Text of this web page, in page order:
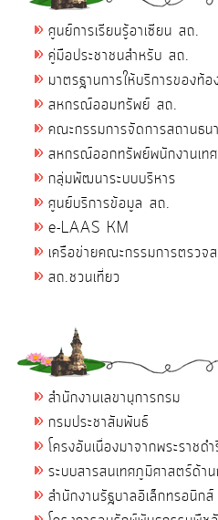
ศูนย์การเรียนรู้อาเซียน สถ.
คู่มือประชาชนสำหรับ สถ.
มาตรฐานการให้บริการของท้อ
สหกรณ์ออมทรัพย์ สถ.
คณะกรรมการจัดการสถานธ
สหกรณ์ออกทรัพย์พนักงานเท
กลุ่มพัฒนาระบบบริหาร
ศูนย์บริการข้อมูล สถ.
e-LAAS KM
เครือข่ายคณะกรรมการตรวจ
สถ.ชวนเที่ยว
สำนักงานเลขานุการกรม
กรมประชาสัมพันธ์
โครงอันเนื่องมาจากพระราชด
ระบบสารสนเทศภูมิศาสตร์ด้า
สำนักงานรัฐบาลอิเล็กทรอนิก